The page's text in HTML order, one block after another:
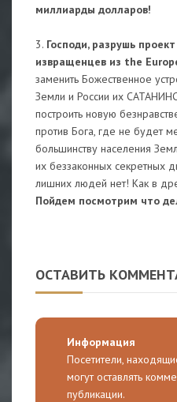
миллиарды долларов!
3. Господи, разрушь
извращенцев из the
заменить Божественное
Земли и России их
построить новую
против Бога, где не будет
большинству населения
их беззаконных секретных
лишних людей нет! Как в
Пойдем посмотрим что
ОСТАВИТЬ
Информация
Посетители,
могут оставлять
публикации.